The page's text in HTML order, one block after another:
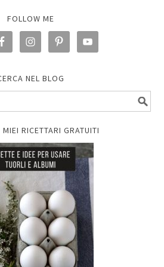
FOLLOW ME
NEL BLOG
RICETTARI GRATUITI